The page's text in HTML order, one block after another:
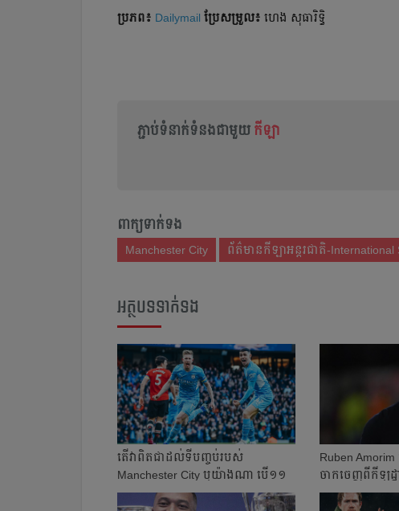
ប្រភព៖ Dailymail ប្រែ​សម្រួល៖ ហេង សុធារិទ្ធិ
ភ្ជាប់ទំនាក់ទំនងជាមួយ កីឡា
ពាក្យទាក់ទង
Manchester City ព័ត៌មានកីឡាអន្តរជាតិ-International
អត្ថបទទាក់ទង
តើ​វា​ពិត​ជា​ដល់​​ទី​បញ្ចប់​របស់
Manchester City ឬ​យ៉ាង​ណា បើ​១១​
ប្រកួ...
Ruben Amorim
ចាក​ចេញ​ពី​កីឡដ្ឋ